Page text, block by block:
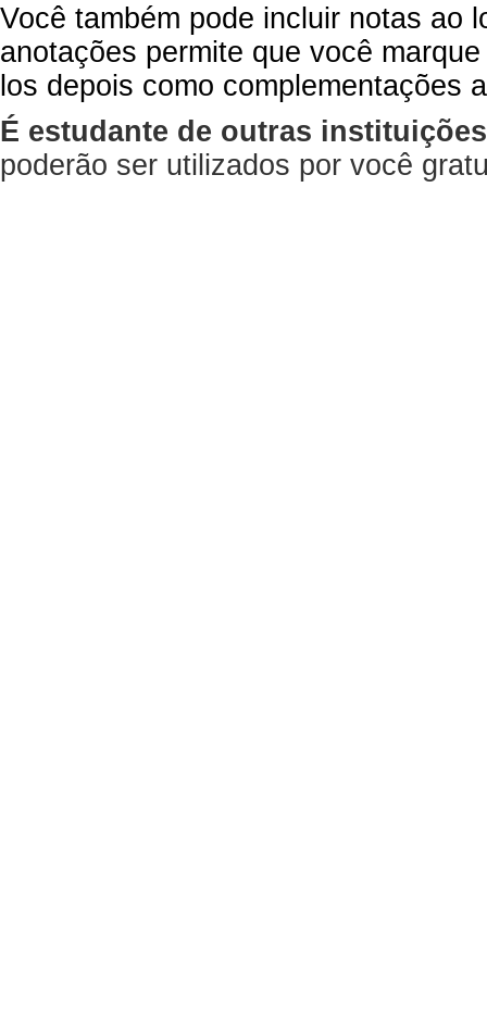
Você também pode incluir notas ao
anotações permite que você
los depois como complementações
É estudante de outras
poderão ser utilizados por você